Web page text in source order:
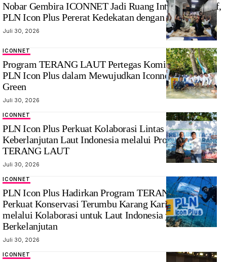
Nobar Gembira ICONNET Jadi Ruang Interaksi Positif,
PLN Icon Plus Pererat Kedekatan dengan Masyarakat
Juli 30, 2026
ICONNET
Program TERANG LAUT Pertegas Komitmen ESG
PLN Icon Plus dalam Mewujudkan Iconnectivity for
Green
Juli 30, 2026
ICONNET
PLN Icon Plus Perkuat Kolaborasi Lintas Sektor Jaga
Keberlanjutan Laut Indonesia melalui Program
TERANG LAUT
Juli 30, 2026
ICONNET
PLN Icon Plus Hadirkan Program TERANG LAUT,
Perkuat Konservasi Terumbu Karang Karimunjawa
melalui Kolaborasi untuk Laut Indonesia yang
Berkelanjutan
Juli 30, 2026
ICONNET